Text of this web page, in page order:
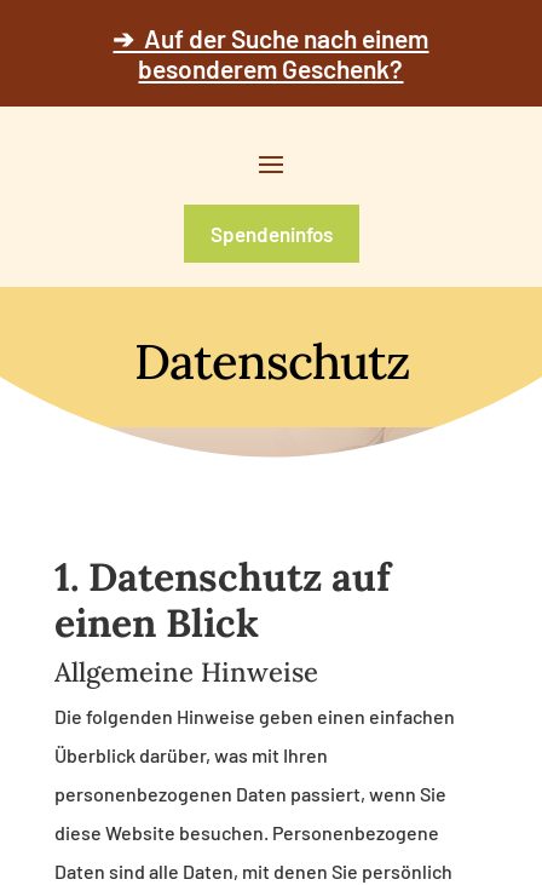
➔ Auf der Suche nach einem
besonderem Geschenk?
Spendeninfos
Datenschutz
1. Datenschutz auf
einen Blick
Allgemeine Hinweise
Die folgenden Hinweise geben einen einfachen
Überblick darüber, was mit Ihren
personenbezogenen Daten passiert, wenn Sie
diese Website besuchen. Personenbezogene
Daten sind alle Daten, mit denen Sie persönlich